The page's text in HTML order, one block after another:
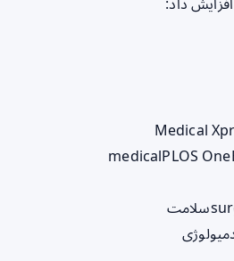
Medical
medicalPLOS One
سلامت